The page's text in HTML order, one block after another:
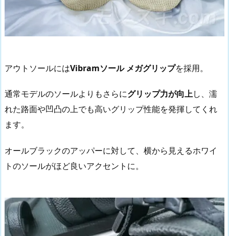
アウトソールにはVibramソール メガグリップを採用。
通常モデルのソールよりもさらにグリップ力が向上し、濡
れた路面や凹凸の上でも高いグリップ性能を発揮してくれ
ます。
オールブラックのアッパーに対して、横から見えるホワイ
トのソールがほど良いアクセントに。